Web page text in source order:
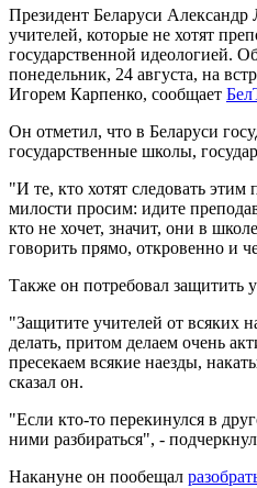
Президент Беларуси Александр
учителей, которые не хотят
государственной идеологией.
понедельник, 24 августа, на
Игорем Карпенко, сообщает
Он отметил, что в Беларуси
государственные школы,
"И те, кто хотят следовать
милости просим: идите
кто не хочет, значит, они в
говорить прямо, откровенно и
Также он потребовал защитить
"Защитите учителей от всяких
делать, притом делаем очень
пресекаем всякие наезды,
сказал он.
"Если кто-то перекинулся в
ними разбираться", -
Накануне он пообещал